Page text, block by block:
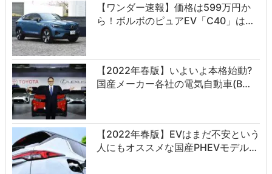
【ワンダー速報】価格は599万円か
ら！ボルボのピュアEV「C40」は…
【2022年春版】いよいよ本格始動?
国産メーカー各社の電気自動車(B…
【2022年春版】EVはまだ不安という
人にもオススメな国産PHEVモデル…